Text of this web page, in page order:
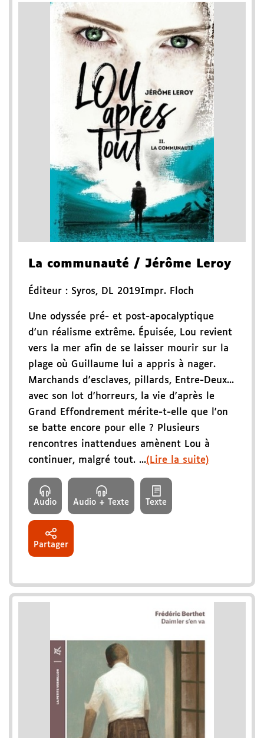
La communauté / Jérôme Leroy
Éditeur : Syros, DL 2019Impr. Floch
Une odyssée pré- et post-apocalyptique
d'un réalisme extrême. Épuisée, Lou revient
vers la mer afin de se laisser mourir sur la
plage où Guillaume lui a appris à nager.
Marchands d'esclaves, pillards, Entre-Deux...
avec son lot d'horreurs, la vie d'après le
Grand Effondrement mérite-t-elle que l'on
se batte encore pour elle ? Plusieurs
rencontres inattendues amènent Lou à
continuer, malgré tout. ...(Lire la suite)
Audio Audio + Texte Texte
Partager